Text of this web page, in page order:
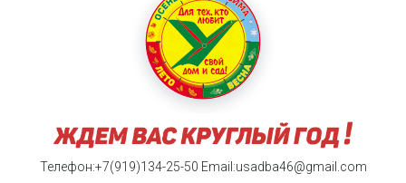
Телефон:+7(919)134-25-50 Email:usadba46@gmail.com